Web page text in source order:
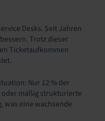
Desks. Seit Jahren
Trotz dieser
Ticketaufkommen
Nur 12 % der
oder mäßig strukturierte
was eine wachsende